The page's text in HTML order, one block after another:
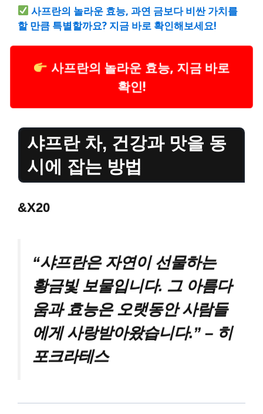
사프란의 놀라운 효능, 과연 금보다 비싼 가치를
할 만큼 특별할까요? 지금 바로 확인해보세요!
사프란의 놀라운 효능, 지금 바로
확인!
샤프란 차, 건강과 맛을 동
시에 잡는 방법
&X20
“샤프란은 자연이 선물하는
황금빛 보물입니다. 그 아름다
움과 효능은 오랫동안 사람들
에게 사랑받아왔습니다.” – 히
포크라테스